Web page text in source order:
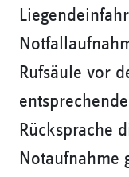
Rufsäule vor
Rücksprache
Notaufnahme